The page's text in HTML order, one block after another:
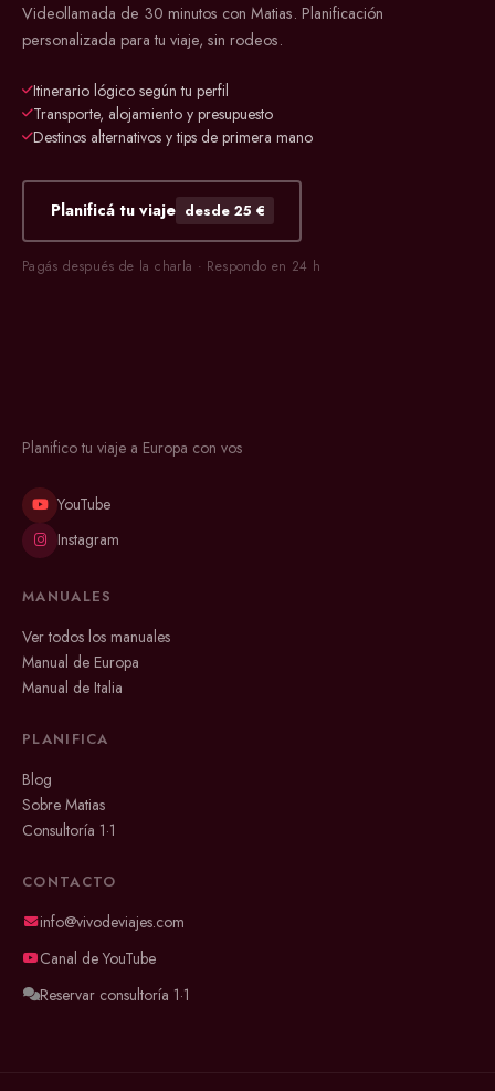
Videollamada de 30 minutos con Matias. Planificación
personalizada para tu viaje, sin rodeos.
Itinerario lógico según tu perfil
Transporte, alojamiento y presupuesto
Destinos alternativos y tips de primera mano
Planificá tu viaje desde 25 €
Pagás después de la charla · Respondo en 24 h
Planifico tu viaje a Europa con vos
YouTube
Instagram
MANUALES
Ver todos los manuales
Manual de Europa
Manual de Italia
PLANIFICA
Blog
Sobre Matias
Consultoría 1·1
CONTACTO
info@vivodeviajes.com
Canal de YouTube
Reservar consultoría 1·1